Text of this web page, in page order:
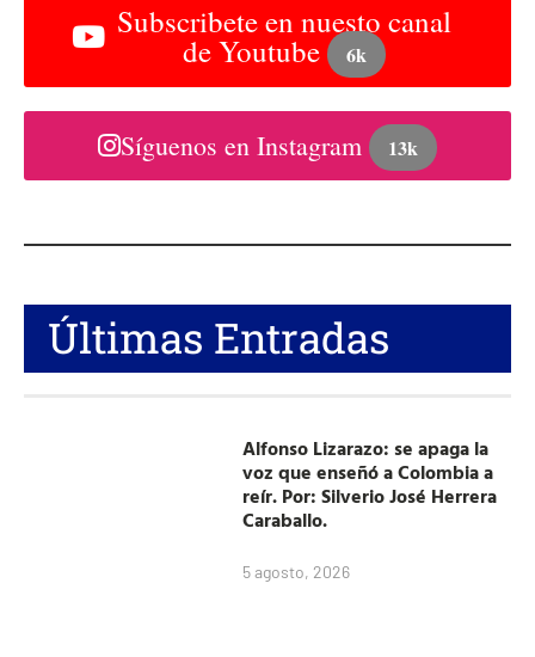
Subscribete en nuesto canal
de Youtube 6k
Síguenos en Instagram 13k
Últimas Entradas
Alfonso Lizarazo: se apaga la
voz que enseñó a Colombia a
reír. Por: Silverio José Herrera
Caraballo.
5 agosto, 2026